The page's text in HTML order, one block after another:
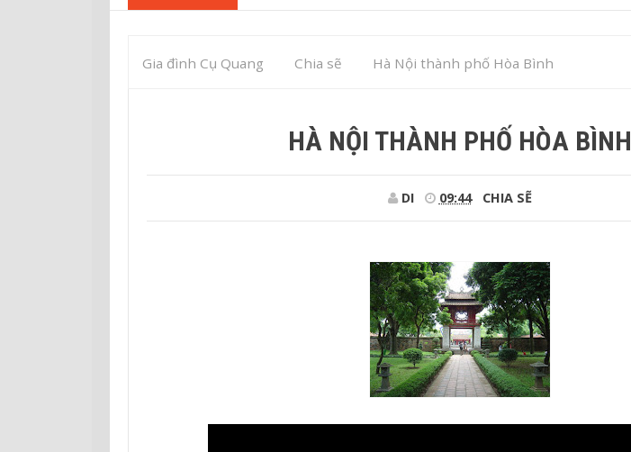
Gia đình Cụ Quang Chia sẽ Hà Nội thành phố Hòa Bình
HÀ NỘI THÀNH PHỐ HÒA BÌNH
DI 09:44 CHIA SẼ